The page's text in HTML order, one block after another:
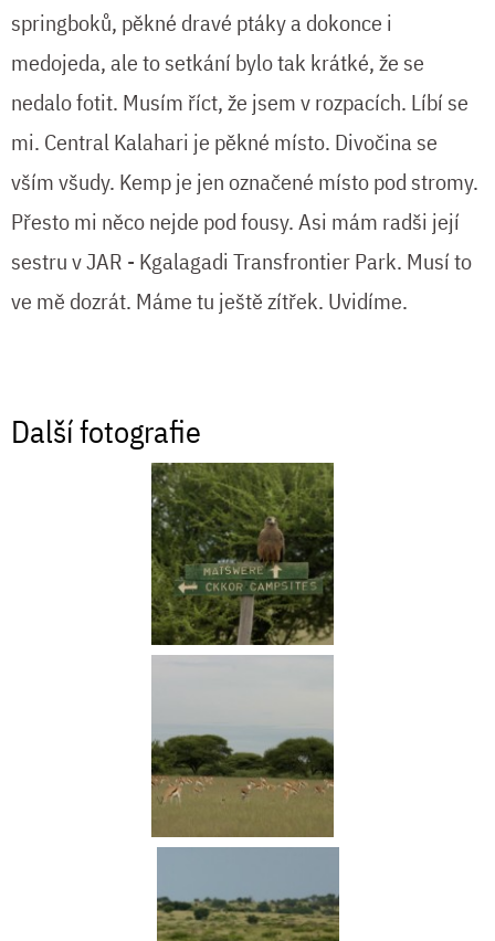
springboků, pěkné dravé ptáky a dokonce i
medojeda, ale to setkání bylo tak krátké, že se
nedalo fotit. Musím říct, že jsem v rozpacích. Líbí se
mi. Central Kalahari je pěkné místo. Divočina se
vším všudy. Kemp je jen označené místo pod stromy.
Přesto mi něco nejde pod fousy. Asi mám radši její
sestru v JAR - Kgalagadi Transfrontier Park. Musí to
ve mě dozrát. Máme tu ještě zítřek. Uvidíme.
Další fotografie